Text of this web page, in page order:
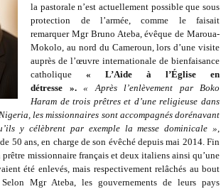
la pastorale n’est actuellement possible que sous
protection de l’armée, comme le faisait
remarquer Mgr Bruno Ateba, évêque de Maroua-
Mokolo, au nord du Cameroun, lors d’une visite
auprès de l’œuvre internationale de bienfaisance
catholique« L’Aide à l’Église en
détresse ».
« Après l’enlèvement par Boko
Haram de trois prêtres et d’une religieuse dans
les missionnaires sont accompagnés dorénavant
y célèbrent par exemple la messe dominicale »
50 ans, en charge de son évêché depuis mai 2014. Fin
missionnaire français et deux italiens ainsi qu’une
été enlevés, mais respectivement relâchés au bout
Selon Mgr Ateba, les gouvernements de leurs pays